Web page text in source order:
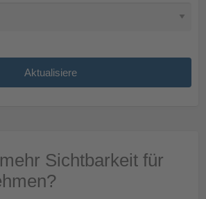
Sichtbarkeit für